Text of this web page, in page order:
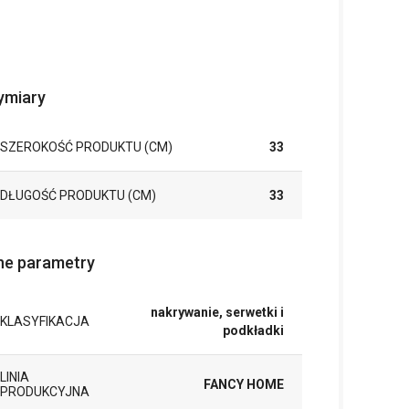
SZEROKOŚĆ PRODUKTU (CM) 33
DŁUGOŚĆ PRODUKTU (CM) 33
parametry
KLASYFIKACJA
nakrywanie, serwetki i
podkładki
LINIA
PRODUKCYJNA
FANCY HOME